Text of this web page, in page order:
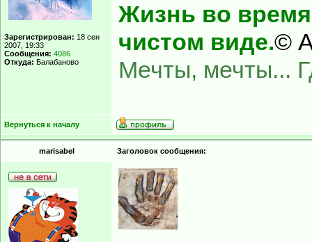
Зарегистрирован: 18 сен
2007, 19:33
Сообщения: 4086
Откуда: Балабаново
Жизнь во время
чистом виде.©
Мечты, мечты...
Вернуться к началу
marisabel Заголовок сообщения: